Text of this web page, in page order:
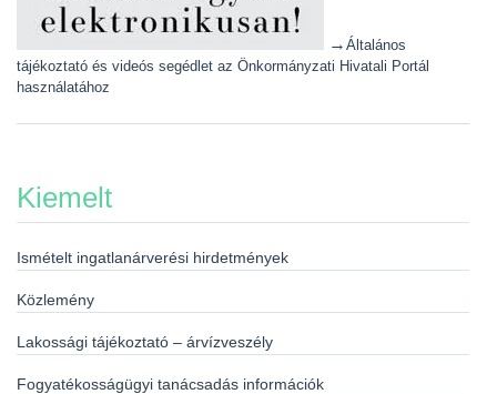
→ Általános
tájékoztató és videós segédlet az Önkormányzati Hivatali Portál
használatához
Kiemelt
Ismételt ingatlanárverési hirdetmények
Közlemény
Lakossági tájékoztató – árvízveszély
Fogyatékosságügyi tanácsadás információk